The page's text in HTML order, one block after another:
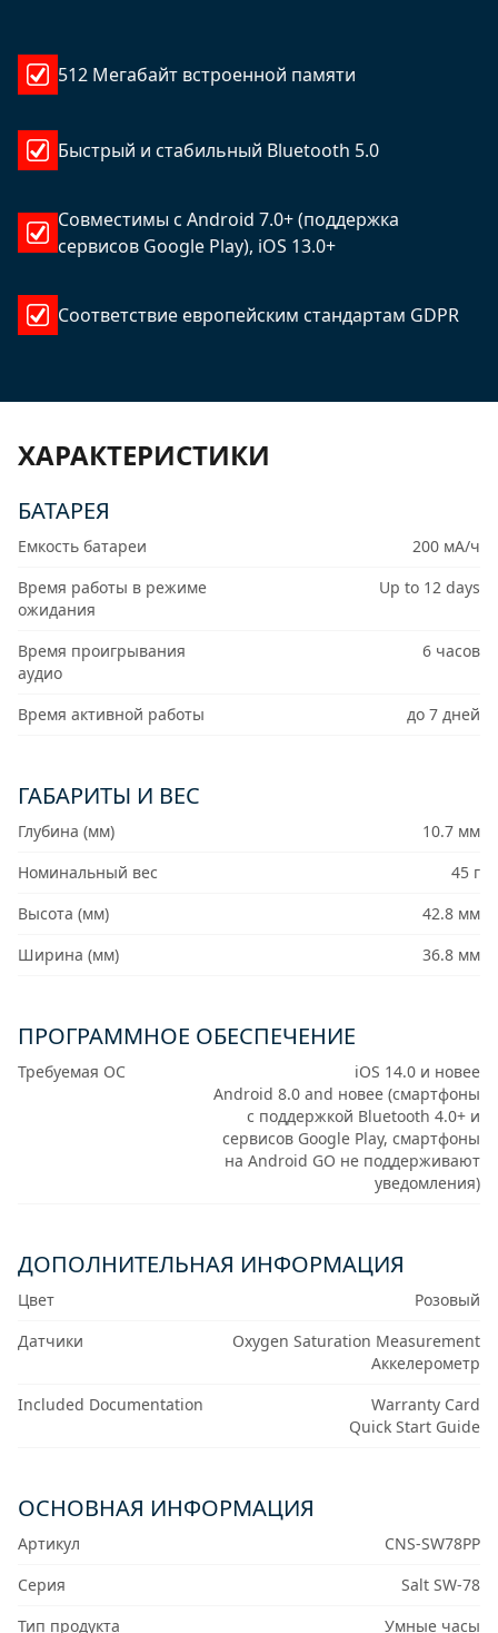
512 Мегабайт встроенной памяти
Быстрый и стабильный Bluetooth 5.0
Совместимы с Android 7.0+ (поддержка
сервисов Google Play), iOS 13.0+
Соответствие европейским стандартам GDPR
ХАРАКТЕРИСТИКИ
БАТАРЕЯ
Емкость батареи
200 мА/ч
Время работы в режиме
ожидания
Up to 12 days
Время проигрывания
аудио
6 часов
Время активной работы до 7 дней
ГАБАРИТЫ И ВЕС
Глубина (мм)
10.7 мм
Номинальный вес
45 г
Высота (мм)
42.8 мм
Ширина (мм)
36.8 мм
ПРОГРАММНОЕ ОБЕСПЕЧЕНИЕ
Требуемая ОС
iOS 14.0 и новее
Android 8.0 and новее (смартфоны
с поддержкой Bluetooth 4.0+ и
сервисов Google Play, смартфоны
на Android GO не поддерживают
уведомления)
ДОПОЛНИТЕЛЬНАЯ ИНФОРМАЦИЯ
Цвет
Розовый
Датчики
Oxygen Saturation Measurement
Аккелерометр
Included Documentation
Warranty Card
Quick Start Guide
ОСНОВНАЯ ИНФОРМАЦИЯ
Артикул
CNS-SW78PP
Серия
Salt SW-78
Тип продукта
Умные часы